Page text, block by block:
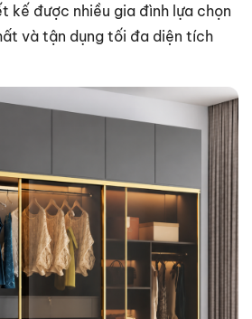
kế được nhiều gia đình lựa chọn
và tận dụng tối đa diện tích